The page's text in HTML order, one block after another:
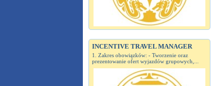
INCENTIVE TRAVEL MANAGER
1. Zakres obowiązków: - Tworzenie oraz
prezentowanie ofert wyjazdów grupowych,...